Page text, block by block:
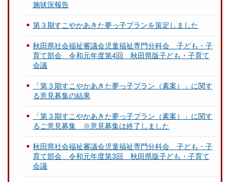
施状況報告
第３期すこやかあきた夢っ子プランを策定しました
秋田県社会福祉審議会児童福祉専門分科会 子ども・子
育て部会 令和元年度第4回 秋田県版子ども・子育て
会議
「第３期すこやかあきた夢っ子プラン（素案）」に関す
る意見募集の結果
「第３期すこやかあきた夢っ子プラン（素案）」に関す
るご意見募集 ※意見募集は終了しました
秋田県社会福祉審議会児童福祉専門分科会 子ども・子
育て部会 令和元年度第3回 秋田県版子ども・子育て
会議